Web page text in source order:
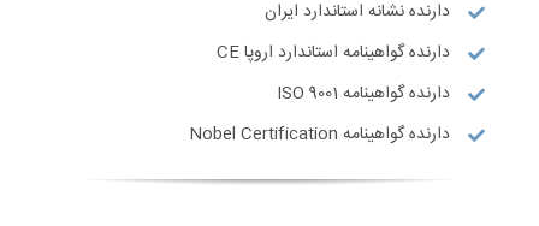
دارنده نشانه استاندارد ایران
دارنده گواهینامه استاندارد اروپا CE
دارنده گواهینامه ISO 9001
دارنده گواهینامه Nobel Certification